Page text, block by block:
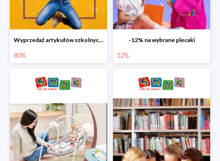
Wyprzedaż artykułów szkolnych w Smyku do -80%
80%
-12% na wybrane plecaki
12%